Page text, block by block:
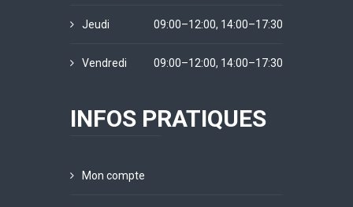
Jeudi 09:00–12:00, 14:00–17:30
Vendredi 09:00–12:00, 14:00–17:30
INFOS PRATIQUES
Mon compte